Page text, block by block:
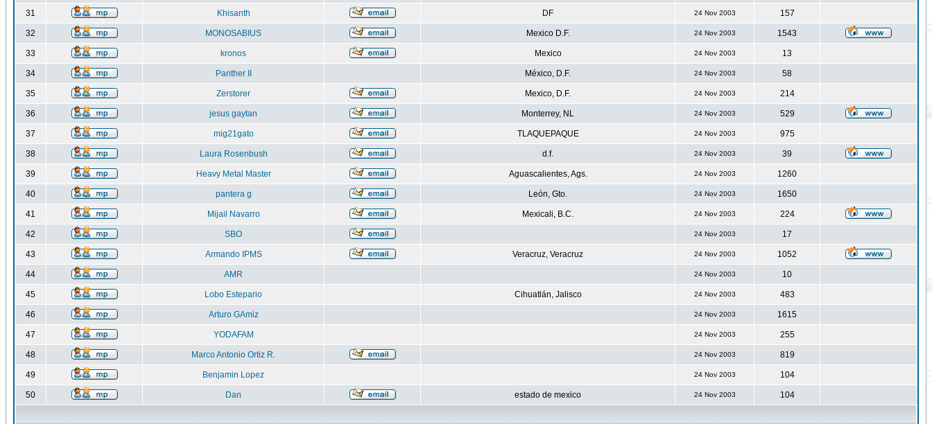
31 Khisanth DF 24 Nov 2003 157
32 MONOSABIUS Mexico D.F. 24 Nov 2003 1543
33 kronos Mexico 24 Nov 2003 13
34 Panther II México, D.F. 24 Nov 2003 58
35 Zerstorer Mexico, D.F. 24 Nov 2003 214
36 jesus gaytan Monterrey, NL 24 Nov 2003 529
37 mig21gato TLAQUEPAQUE 24 Nov 2003 975
38 Laura Rosenbush d.f. 24 Nov 2003 39
39 Heavy Metal Master Aguascalientes, Ags. 24 Nov 2003 1260
40 pantera g León, Gto. 24 Nov 2003 1650
41 Mijail Navarro Mexicali, B.C. 24 Nov 2003 224
42 SBO 24 Nov 2003 17
43 Armando IPMS Veracruz, Veracruz 24 Nov 2003 1052
44 AMR 24 Nov 2003 10
45 Lobo Estepario Cihuatlán, Jalisco 24 Nov 2003 483
46 Arturo GAmiz 24 Nov 2003 1615
47 YODAFAM 24 Nov 2003 255
48 Marco Antonio Ortiz R. 24 Nov 2003 819
49 Benjamin Lopez 24 Nov 2003 104
50 Dan estado de mexico 24 Nov 2003 104